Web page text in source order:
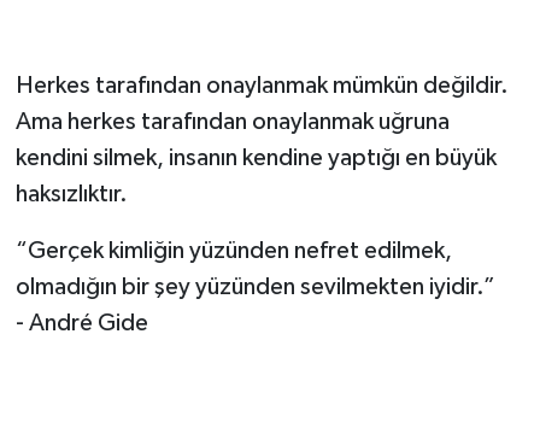
Herkes tarafından onaylanmak mümkün değildir.
Ama herkes tarafından onaylanmak uğruna
kendini silmek, insanın kendine yaptığı en büyük
haksızlıktır.
“Gerçek kimliğin yüzünden nefret edilmek,
olmadığın bir şey yüzünden sevilmekten iyidir.”
- André Gide